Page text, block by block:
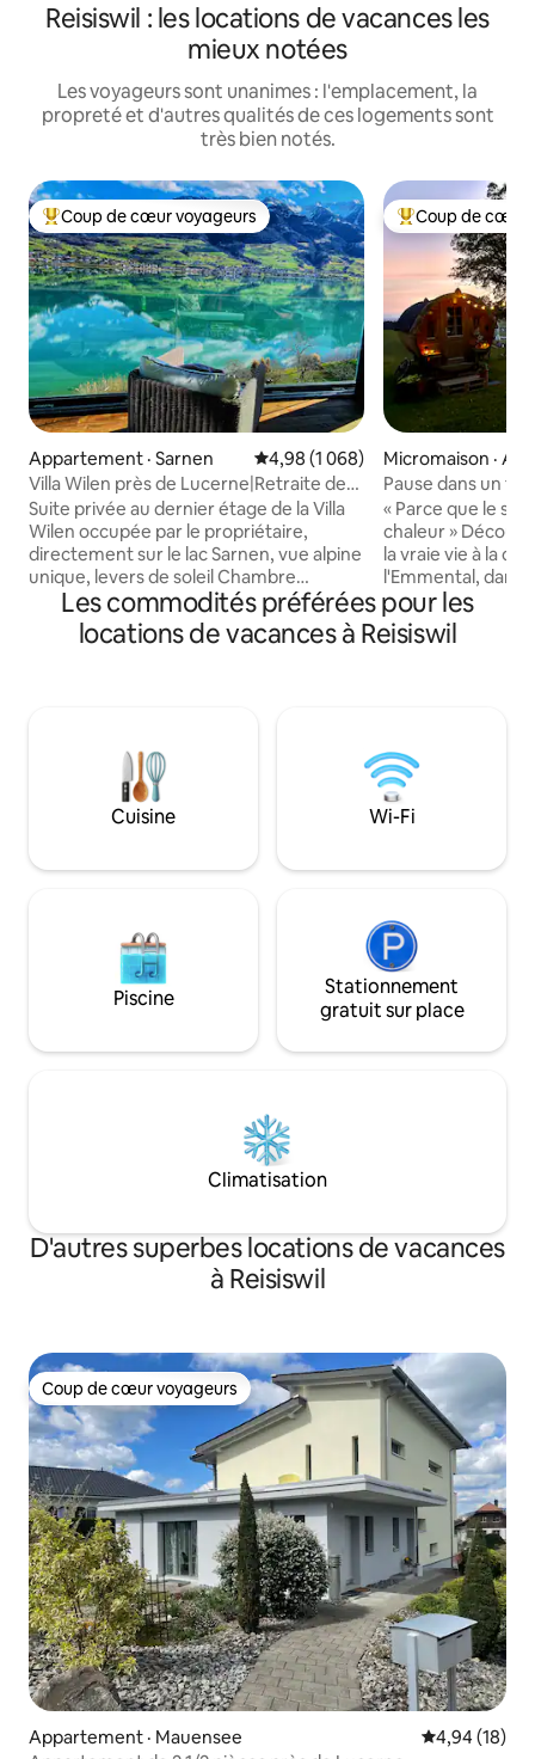
Reisiswil : les locations de vacances les
mieux notées
Les voyageurs sont unanimes : l'emplacement, la
propreté et d'autres qualités de ces logements sont
très bien notés.
Coup de cœur voyageurs parmi les plus aimés
Coup de cœur voyageurs
Appartement · Sarnen Note moyenne de 4,98 sur 5, 1
4,98 (1 068)
Villa Wilen près de Lucerne|Retraite de
luxe au bord du lac
Suite privée au dernier étage de la Villa
Wilen occupée par le propriétaire,
directement sur le lac Sarnen, vue alpine
unique, levers de soleil Chambre
spacieuse avec home cinéma, salon
panoramique, grande cuisine et salle de
bain (tout espace privé). Pour 3 à
lac et au jardin, planches de SUP,
stationnement gratuit et Wi-Fi. Enfants
acceptés, petits chiens seulement. Le
plus populaire Airbnb suisse. La plupart
d'une heure.
Coup de cœur
Coup de cœur
Micromaison ·
Pause dans un
avec coucher de
« Parce que le
chaleur » Découvre le calme, la nature et
la vraie vie à la
l'Emmental, dans
confortable, juste
Sous le grand
imprenable sur
table, chaises
qu'un éclairage.
douche sont
bâtiment de
de la ferme.
Les commodités préférées pour les
locations de vacances à Reisiswil
Cuisine Wi-Fi
Piscine
Stationnement
gratuit sur place
Climatisation
D'autres superbes locations de vacances
à Reisiswil
Coup de cœur voyageurs
Coup de cœur voyageurs
Appartement · Mauensee Note
4,94 (18)